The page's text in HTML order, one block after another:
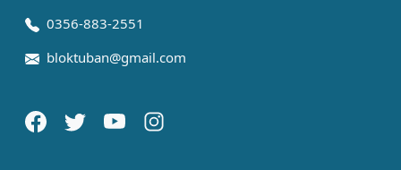
0356-883-2551
bloktuban@gmail.com